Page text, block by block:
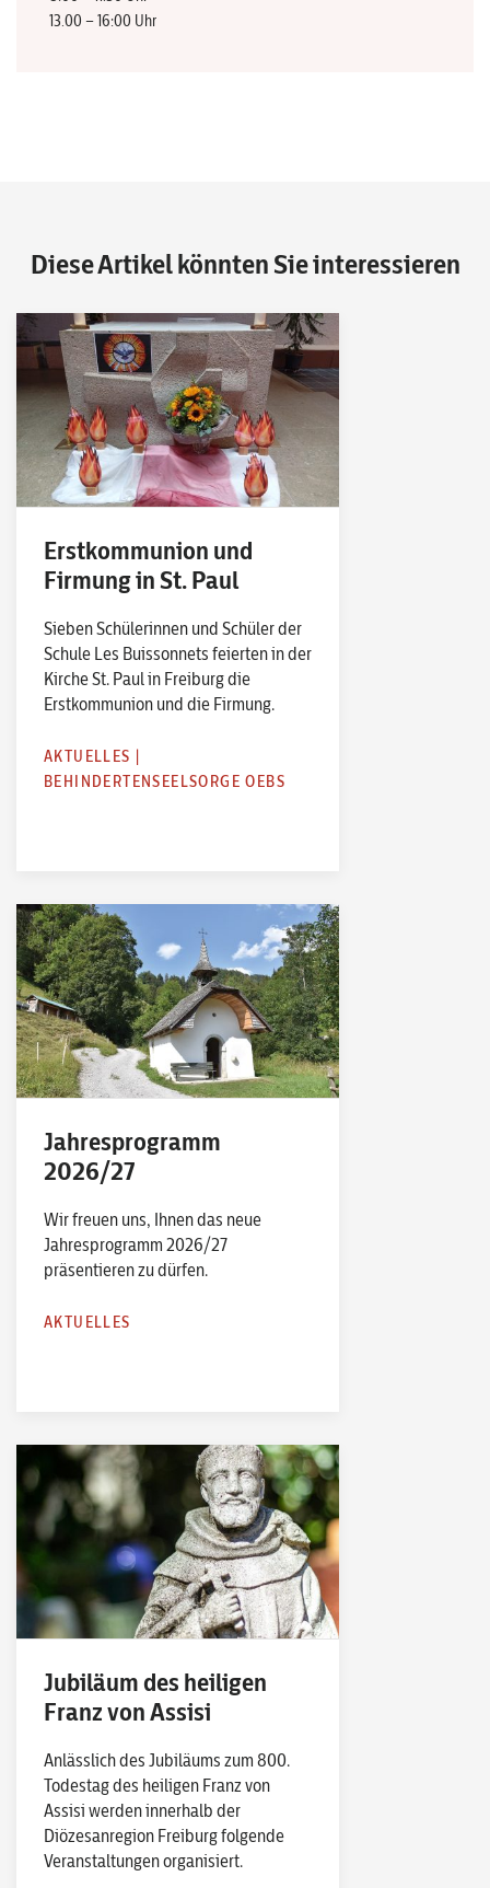
13.00 – 16:00 Uhr
Diese Artikel könnten Sie interessieren
Erstkommunion und
Firmung in St. Paul
Sieben Schülerinnen und Schüler der
Schule Les Buissonnets feierten in der
Kirche St. Paul in Freiburg die
Erstkommunion und die Firmung.
AKTUELLES |
BEHINDERTENSEELSORGE OEBS
Jahresprogramm
2026/27
Wir freuen uns, Ihnen das neue
Jahresprogramm 2026/27
präsentieren zu dürfen.
AKTUELLES
Jubiläum des heiligen
Franz von Assisi
Anlässlich des Jubiläums zum 800.
Todestag des heiligen Franz von
Assisi werden innerhalb der
Diözesanregion Freiburg folgende
Veranstaltungen organisiert.